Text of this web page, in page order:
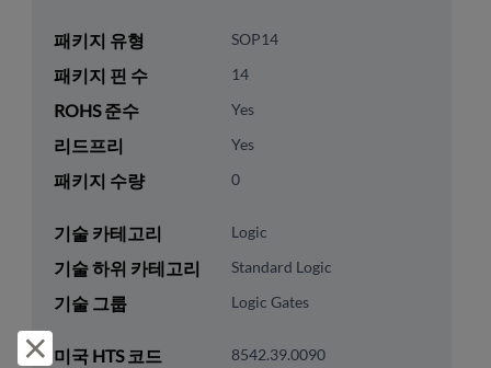
패키지 유형 SOP14
패키지 핀 수 14
ROHS 준수 Yes
리드프리 Yes
패키지 수량 0
기술 카테고리 Logic
기술 하위 카테고리 Standard Logic
기술 그룹 Logic Gates
미국 HTS 코드 8542.39.0090
거부 및 닫기